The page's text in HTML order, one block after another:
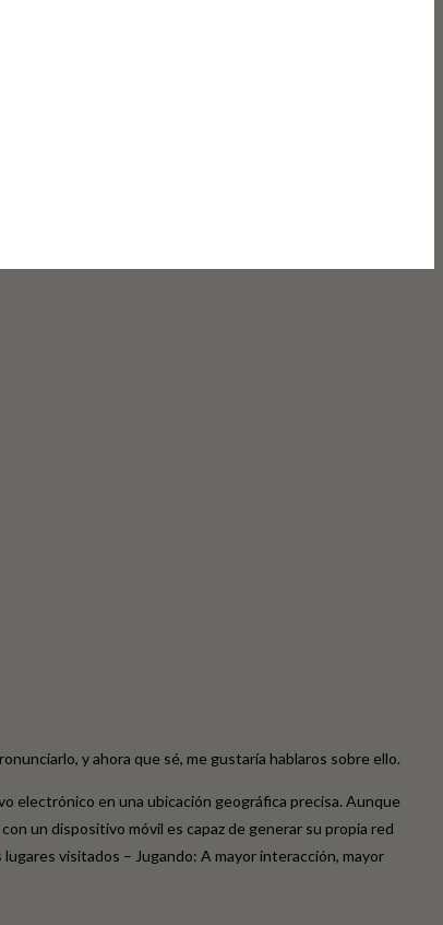
y ahora que sé, me gustaría hablaros sobre ello.
electrónico en una ubicación geográfica precisa. Aunque
un dispositivo móvil es capaz de generar su propia red
– Jugando: A mayor interacción, mayor